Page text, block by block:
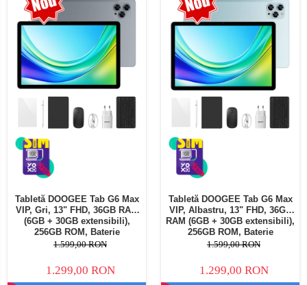
Telefoane mobile Ulefone
Telefoane mobile Unihertz
Telefoane mobile Cubot
Telefoane mobile Blackview
Telefoane mobile OSCAL
Telefoane mobile Fossibot
Telefoane mobile Lagenio
Telefoane mobile Samsung
Telefoane mobile iSEN
Telefoane mobile HUAWEI
Telefoane mobile iHunt
Telefoane mobile Xiaomi
Telefoane mobile Realme
Tabletă DOOGEE Tab G6 Max
VIP, Gri, 13" FHD, 36GB RAM
(6GB + 30GB extensibili),
256GB ROM, Baterie
10800mAh, Android, Wi-Fi
1.599,00 RON
1.299,00 RON
Tabletă DOOGEE Tab G6 Max
VIP, Albastru, 13" FHD, 36GB
RAM (6GB + 30GB extensibili),
256GB ROM, Baterie
10800mAh, Android, Wi-Fi
1.599,00 RON
1.299,00 RON